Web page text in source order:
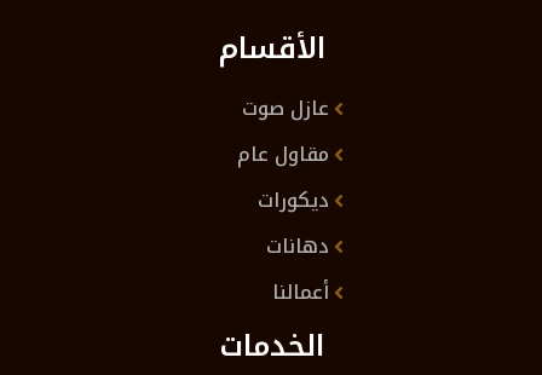
الأقسام
عازل صوت
مقاول عام
ديكورات
دهانات
أعمالنا
الخدمات